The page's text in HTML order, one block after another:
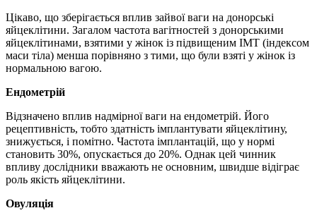
Цікаво, що зберігається вплив зайвої ваги на донорські
яйцеклітини. Загалом частота вагітностей з донорськими
яйцеклітинами, взятими у жінок із підвищеним ІМТ (індексом
маси тіла) менша порівняно з тими, що були взяті у жінок із
нормальною вагою.
Ендометрій
Відзначено вплив надмірної ваги на ендометрій. Його
рецептивність, тобто здатність імплантувати яйцеклітину,
знижується, і помітно. Частота імплантацій, що у нормі
становить 30%, опускається до 20%. Однак цей чинник
впливу дослідники вважають не основним, швидше відіграє
роль якість яйцеклітини.
Овуляція